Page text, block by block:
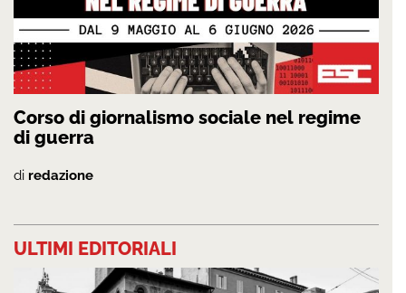
Corso di giornalismo sociale nel regime
di guerra
di redazione
ULTIMI EDITORIALI